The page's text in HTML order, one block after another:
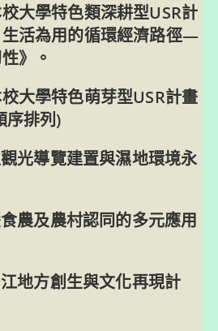
大學特色類深耕型USR計
活為用的循環經濟路徑—
》。
大學特色萌芽型USR計畫
序排列)
光導覽建置與濕地環境永
農及農村認同的多元應用
地方創生與文化再現計